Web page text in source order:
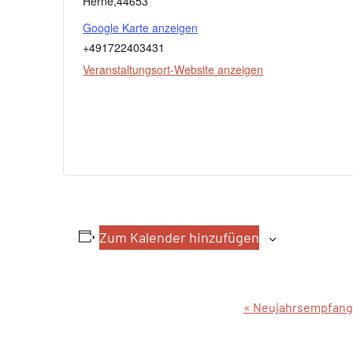
Google Karte anzeigen
+491722403431
Veranstaltungsort-Website anzeigen
Zum Kalender hinzufügen
«